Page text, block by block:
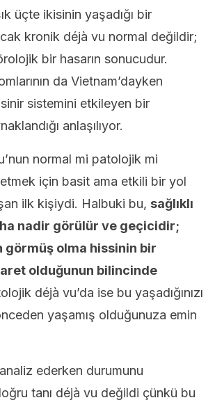
üçte ikisinin yaşadığı bir
kronik déjà vu normal değildir;
bir hasarın sonucudur.
da Vietnam’dayken
sinir sistemini etkileyen bir
anlaşılıyor.
normal mi patolojik mi
için basit ama etkili bir yol
ilk kişiydi. Halbuki bu, sağlıklı
nadir görülür ve geçicidir;
görmüş olma hissinin bir
olduğunun bilincinde
déjà vu’da ise bu yaşadığınızı
yaşamış olduğunuza emin
ederken durumunu
tanı déjà vu değildi çünkü bu